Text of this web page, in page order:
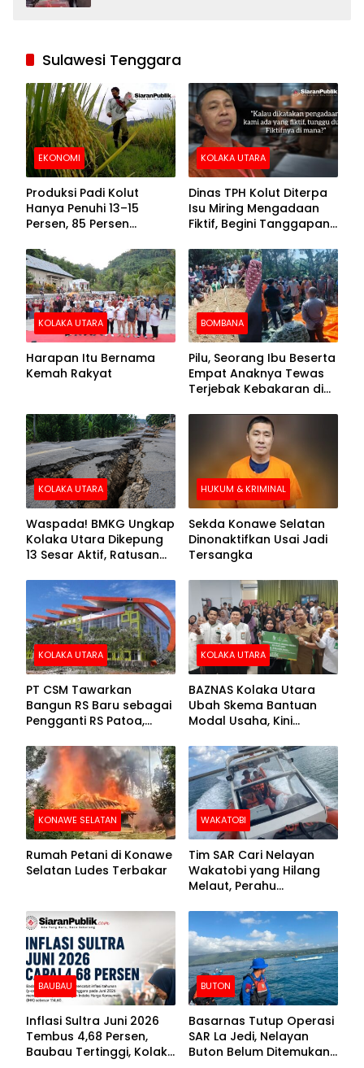
Sulawesi Tenggara
EKONOMI
Produksi Padi Kolut
Hanya Penuhi 13–15
Persen, 85 Persen
Daerah Tetangga
KOLAKA UTARA
Dinas TPH Kolut Diterpa
Isu Miring Mengadaan
Fiktif, Begini Tanggapan
KOLAKA UTARA
Harapan Itu Bernama
Kemah Rakyat
BOMBANA
Pilu, Seorang Ibu Beserta
Empat Anaknya Tewas
Terjebak Kebakaran di
KOLAKA UTARA
Waspada! BMKG Ungkap
Kolaka Utara Dikepung
13 Sesar Aktif, Ratusan
HUKUM & KRIMINAL
Sekda Konawe Selatan
Dinonaktifkan Usai Jadi
Tersangka
KOLAKA UTARA
PT CSM Tawarkan
Bangun RS Baru sebagai
Pengganti RS Patoa,
Kolut
KOLAKA UTARA
BAZNAS Kolaka Utara
Ubah Skema Bantuan
Modal Usaha, Kini
Barang Senilai Rp419,5
Juta
KONAWE SELATAN
Rumah Petani di Konawe
Selatan Ludes Terbakar
WAKATOBI
Tim SAR Cari Nelayan
Wakatobi yang Hilang
Melaut, Perahu
Kemasukan Air
BAUBAU
Inflasi Sultra Juni 2026
Tembus 4,68 Persen,
Baubau Tertinggi, Kolaka
BUTON
Basarnas Tutup Operasi
SAR La Jedi, Nelayan
Buton Belum Ditemukan